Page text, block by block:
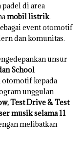
di area
mobil listrik.
event otomotif
dan komunitas.
unsur
School
otomotif kepada
unggulan
Test Drive & Test
musik selama 11
melibatkan